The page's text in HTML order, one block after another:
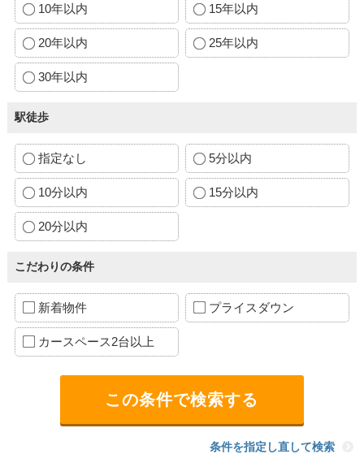
10年以内 15年以内
20年以内 25年以内
30年以内
駅徒歩
指定なし 5分以内
10分以内 15分以内
20分以内
こだわりの条件
新着物件 プライスダウン
カースペース2台以上
条件を指定し直して検索